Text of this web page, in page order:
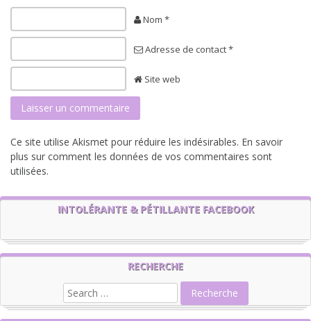
Nom *
Adresse de contact *
Site web
Ce site utilise Akismet pour réduire les indésirables. En savoir
plus sur comment les données de vos commentaires sont
utilisées.
INTOLÉRANTE & PÉTILLANTE FACEBOOK
RECHERCHE